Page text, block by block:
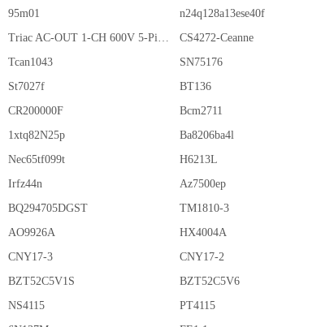
95m01 n24q128a13ese40f
Triac AC-OUT 1-CH 600V 5-Pin PDIP Tube CS4272-Ceanne
Tcan1043 SN75176
St7027f BT136
CR200000F Bcm2711
1xtq82N25p Ba8206ba4l
Nec65tf099t H6213L
Irfz44n Az7500ep
BQ294705DGST TM1810-3
AO9926A HX4004A
CNY17-3 CNY17-2
BZT52C5V1S BZT52C5V6
NS4115 PT4115